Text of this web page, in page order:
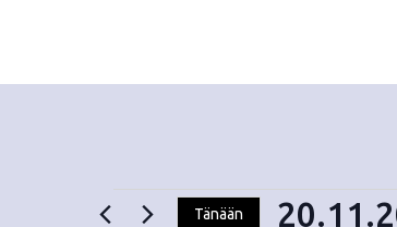
Tänään